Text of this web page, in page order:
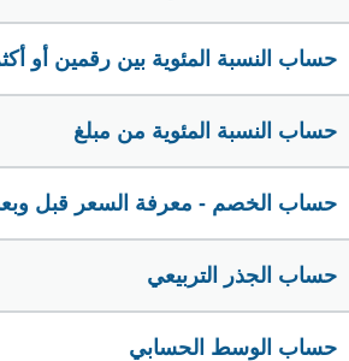
حساب النسبة المئوية بين رقمين أو
حساب النسبة المئوية من مبلغ
حساب الخصم - معرفة السعر قبل
حساب الجذر التربيعي
حساب الوسط الحسابي